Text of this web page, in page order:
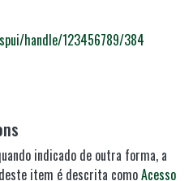
handle/123456789/384
indicado de outra forma, a
item é descrita comoAcesso